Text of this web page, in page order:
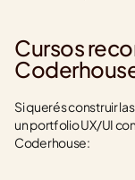
Cursos
Si querés construir
un portfolio UX/UI
Coderhouse: